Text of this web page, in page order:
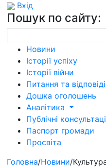
Вхід
Пошук по сайту:
Новини
Історії успіху
Історії війни
Питання та відповіді
Дошка оголошень
Аналітика
Публічні
Паспорт громади
Просвіта
Головна/Новини/